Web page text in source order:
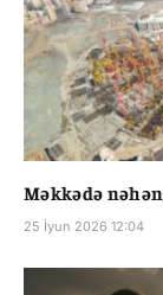
Məkkədə
25 İyun 2026 12:04